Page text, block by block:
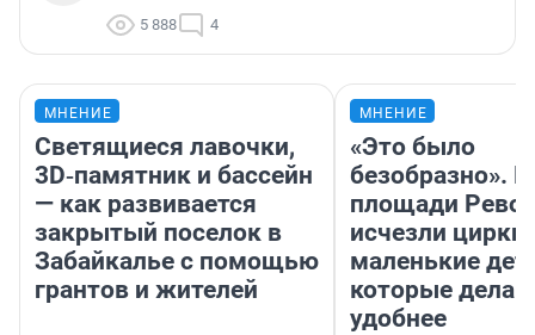
5 888 4
МНЕНИЕ
Светящиеся лавочки,
3D‑памятник и бассейн
— как развивается
закрытый поселок в
Забайкалье с помощью
грантов и жителей
МНЕНИЕ
«Это было
безобразно».
площади
исчезли цирки
маленькие
которые
удобнее